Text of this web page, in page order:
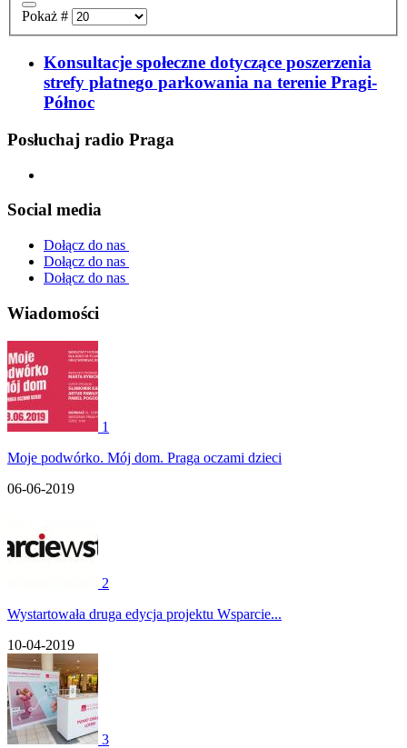
Pokaż #
Konsultacje społeczne dotyczące poszerzenia
strefy płatnego parkowania na terenie Pragi-
Północ
Posłuchaj radio Praga
Social media
Dołącz do nas
Dołącz do nas
Dołącz do nas
Wiadomości
1
Moje podwórko. Mój dom. Praga oczami dzieci
06-06-2019
2
Wystartowała druga edycja projektu Wsparcie...
10-04-2019
3